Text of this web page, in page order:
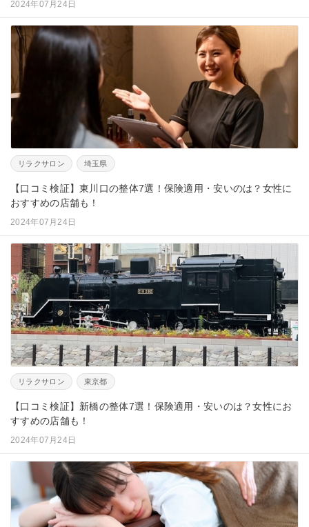
2024年07月24日
リラクサロン 埼玉県
【口コミ検証】東川口の整体7選！保険適用・安いのは？女性に
おすすめの店舗も！
2024年07月24日
リラクサロン 東京都
【口コミ検証】新橋の整体7選！保険適用・安いのは？女性にお
すすめの店舗も！
2024年07月24日